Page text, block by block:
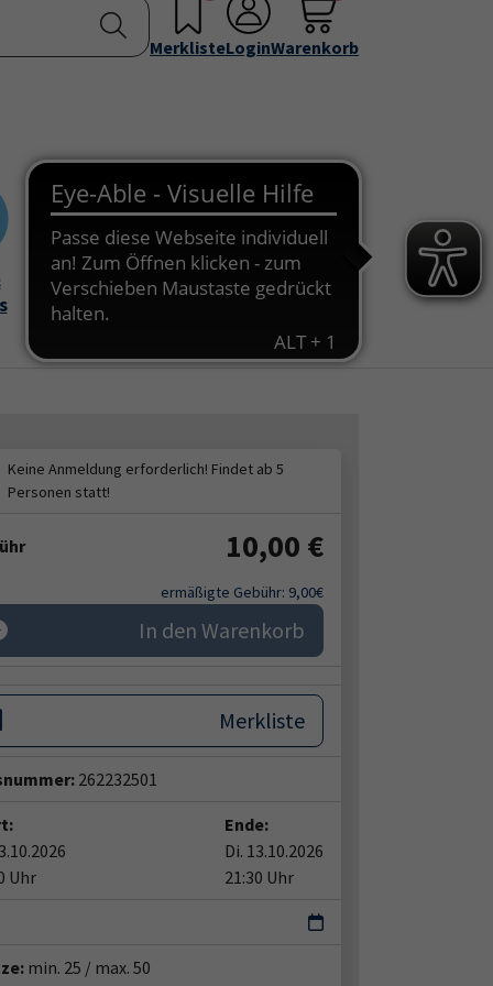
for "Programm"Submenu for "Außenstellen"
Service & Info Submenu for "Service & Info"
Über uns
MerklisteLoginWarenkorb
Onlinekurse
Keine Anmeldung erforderlich! Findet ab 5
Personen statt!
10,00 €
ermäßigte Gebühr: 9,00€
In den Warenkorb
Merkliste
262232501
Uhr
Ende:
Di. 13.10.2026
21:30 Uhr
min. 25 / max. 50